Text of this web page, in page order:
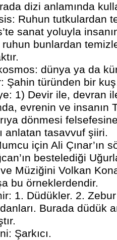
dizi anlamında
Ruhun tutkulardan
sanat yoluyla
ruhun bunlardan
dünya ya da
Şahin türünden bir
1) Devir ile, devran
evrenin ve insanın
dönmesi
anlatan tasavvuf şiiri.
için Ali Çınar’ın
bestelediği
Müziğini Volkan
bu örneklerdendir.
1. Düdükler. 2.
Burada düdük
Şarkıcı.